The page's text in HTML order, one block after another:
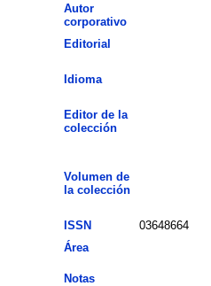
Autor
corporativo
Editorial
Idioma
Editor de la
colección
Volumen de
la colección
ISSN
03648664
Área
Notas